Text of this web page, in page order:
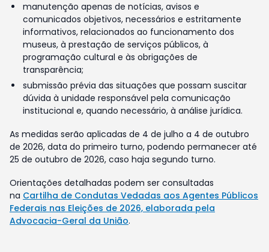
manutenção apenas de notícias, avisos e
comunicados objetivos, necessários e estritamente
informativos, relacionados ao funcionamento dos
museus, à prestação de serviços públicos, à
programação cultural e às obrigações de
transparência;
submissão prévia das situações que possam suscitar
dúvida à unidade responsável pela comunicação
institucional e, quando necessário, à análise jurídica.
As medidas serão aplicadas de 4 de julho a 4 de outubro
de 2026, data do primeiro turno, podendo permanecer até
25 de outubro de 2026, caso haja segundo turno.
Orientações detalhadas podem ser consultadas
na Cartilha de Condutas Vedadas aos Agentes Públicos
Federais nas Eleições de 2026, elaborada pela
Advocacia-Geral da União.